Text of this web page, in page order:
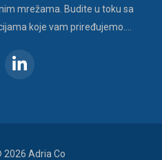
mrežama. Budite u toku sa
koje vam priređujemo….
Adria Co